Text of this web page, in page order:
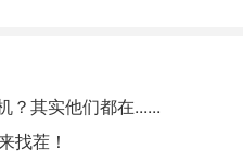
？其实他们都在......
找茬！